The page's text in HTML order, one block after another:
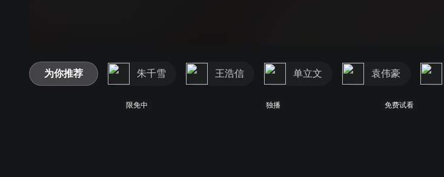
为你推荐 朱千雪 王浩信 单立文 袁伟豪
限免中 独播 免费试看